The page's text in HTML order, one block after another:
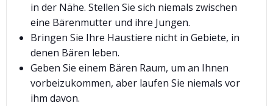
in der Nähe. Stellen Sie sich niemals zwischen
eine Bärenmutter und ihre Jungen.
Bringen Sie Ihre Haustiere nicht in Gebiete, in
denen Bären leben.
Geben Sie einem Bären Raum, um an Ihnen
vorbeizukommen, aber laufen Sie niemals vor
ihm davon.